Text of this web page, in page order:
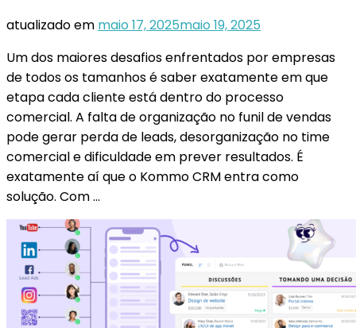
atualizado em maio 17, 2025maio 19, 2025
Um dos maiores desafios enfrentados por empresas
de todos os tamanhos é saber exatamente em que
etapa cada cliente está dentro do processo
comercial. A falta de organização no funil de vendas
pode gerar perda de leads, desorganização no time
comercial e dificuldade em prever resultados. É
exatamente aí que o Kommo CRM entra como
solução. Com …